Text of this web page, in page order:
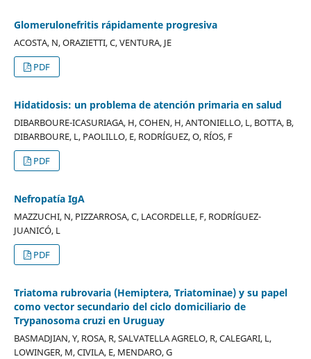
Glomerulonefritis rápidamente progresiva
ACOSTA, N, ORAZIETTI, C, VENTURA, JE
PDF
Hidatidosis: un problema de atención primaria en salud
DIBARBOURE-ICASURIAGA, H, COHEN, H, ANTONIELLO, L, BOTTA, B,
DIBARBOURE, L, PAOLILLO, E, RODRÍGUEZ, O, RÍOS, F
PDF
Nefropatía IgA
MAZZUCHI, N, PIZZARROSA, C, LACORDELLE, F, RODRÍGUEZ-
JUANICÓ, L
PDF
Triatoma rubrovaria (Hemiptera, Triatominae) y su papel
como vector secundario del ciclo domiciliario de
Trypanosoma cruzi en Uruguay
BASMADJIAN, Y, ROSA, R, SALVATELLA AGRELO, R, CALEGARI, L,
LOWINGER, M, CIVILA, E, MENDARO, G